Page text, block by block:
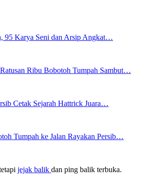
95 Karya Seni dan Arsip Angkat…
Ribu Bobotoh Tumpah Sambut…
Cetak Sejarah Hattrick Juara…
Tumpah ke Jalan Rayakan Persib…
jejak balik dan ping balik terbuka.